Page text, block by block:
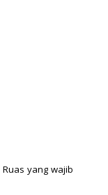
Ruas yang wajib